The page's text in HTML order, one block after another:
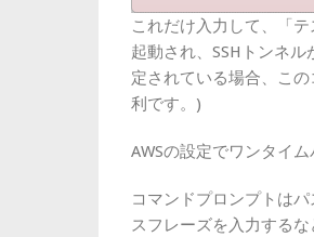
これだけ入力して、「
起動され、SSHトンネ
定されている場合、こ
利です。)
AWSの設定でワンタイ
コマンドプロンプトは
スフレーズを入力する